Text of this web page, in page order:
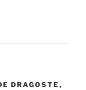
DRAGOSTE ,